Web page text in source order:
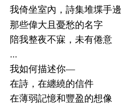
我倚坐室內 ，詩集堆堞手邊
那些偉大且憂愁的名字
陪我整夜不寐 ，未有倦意
...
我如何描述你―
在詩 ，在纏繞的信件
在薄弱記憶和豐盈的想像